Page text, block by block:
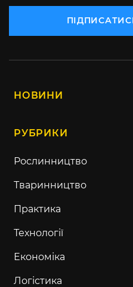
НОВИНИ
РУБРИКИ
Рослинництво
Тваринництво
Практика
Технології
Економіка
Логістика